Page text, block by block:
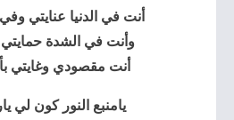
أنت في الدنيا عنايتي
وأنت في الشدة حمايتي
أنت مقصودي وغايتي
يامنبع النور كون لي